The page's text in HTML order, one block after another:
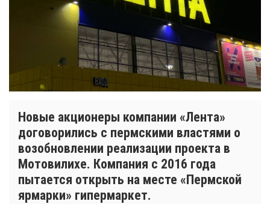
Новые акционеры компании «Лента»
договорились с пермскими властями о
возобновлении реализации проекта в
Мотовилихе. Компания с 2016 года
пытается открыть на месте «Пермской
ярмарки» гипермаркет.